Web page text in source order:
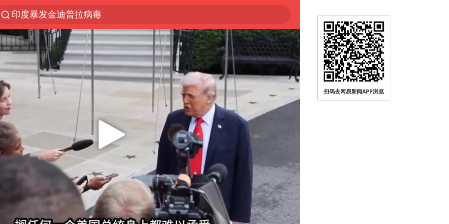
印度暴发金迪普拉病毒
探寻“技能+”促就业创业新路
24小时不关空调 电费反而更低？
41岁女子为鼓励女儿考上985研究生
美国退回1000亿美元关税
维持强台风级！白海豚直奔华东沿海
“事业单位招聘不是人情买卖”
河南试行周五下午弹性离岗
新华社权威快报|我国编制完成新版全月地质图
山东财大教授刘海明逝世 终年38岁
银行午休1.5小时 留个窗口行不行
扫码去网易新闻APP浏览